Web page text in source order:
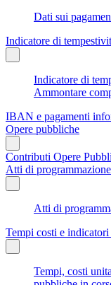
Dati sui
Indicatore di
Indicatore di
Ammontare
IBAN e pagamenti
Opere pubbliche
Contributi Opere
Atti di
Atti di
Tempi costi e
Tempi, costi